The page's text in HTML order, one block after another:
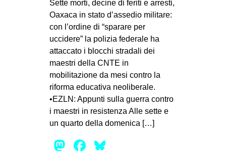
Sette morti, decine di feriti e arresti,
Oaxaca in stato d’assedio militare:
con l’ordine di “sparare per
uccidere” la polizia federale ha
attaccato i blocchi stradali dei
maestri della CNTE in
mobilitazione da mesi contro la
riforma educativa neoliberale.
•EZLN: Appunti sulla guerra contro
i maestri in resistenza Alle sette e
un quarto della domenica […]
Mastodon
Facebook